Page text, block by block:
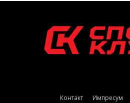
Контакт Импресум